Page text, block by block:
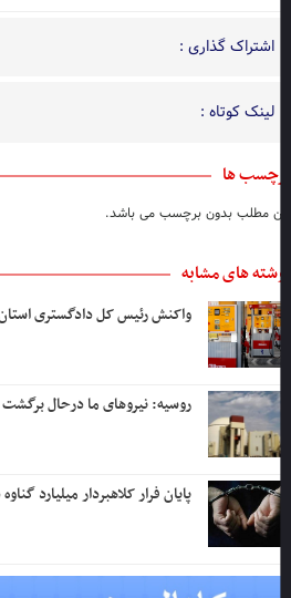
اشتراک گذاری :
لینک کوتاه :
ها
مطلب بدون برچسب می باشد.
های مشابه
واکنش رئیس کل دادگستری
روسیه: نیروهای ما درحال برگشت
پایان فرار کلاهبردار میلیارد